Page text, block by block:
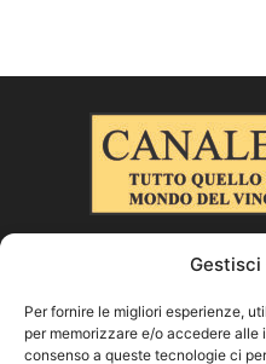
CHI
Gestisci
Per fornire le migliori esperienze,
per memorizzare e/o accedere alle
consenso a queste tecnologie ci